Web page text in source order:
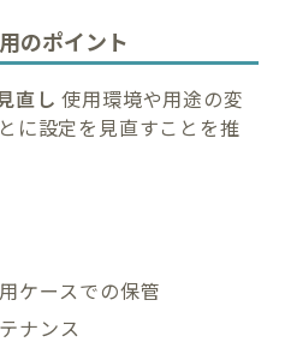
のポイント
直し 使用環境や用途の変
に設定を見直すことを推
ケースでの保管
ナンス